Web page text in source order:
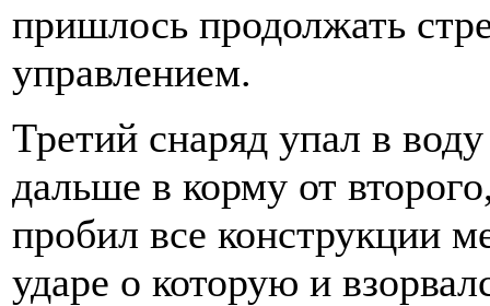
пришлось продолжать
управлением.
Третий снаряд упал в
дальше в корму от
пробил все конструкции
ударе о которую и